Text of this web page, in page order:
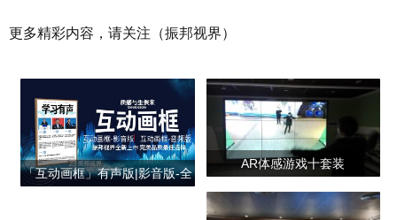
更多精彩内容，请关注（振邦视界）
「互动画框」有声版|影音版-全
AR体感游戏十套装